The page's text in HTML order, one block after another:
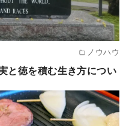
ノウハウ
と徳を積む生き方につい